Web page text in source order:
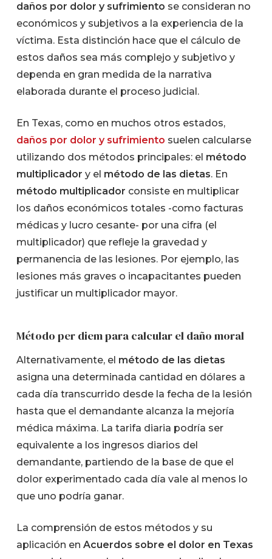
daños por dolor y sufrimiento se consideran no
económicos y subjetivos a la experiencia de la
víctima. Esta distinción hace que el cálculo de
estos daños sea más complejo y subjetivo y
dependa en gran medida de la narrativa
elaborada durante el proceso judicial.
En Texas, como en muchos otros estados,
daños por dolor y sufrimiento suelen calcularse
utilizando dos métodos principales: el método
multiplicador y el método de las dietas. En
método multiplicador consiste en multiplicar
los daños económicos totales -como facturas
médicas y lucro cesante- por una cifra (el
multiplicador) que refleje la gravedad y
permanencia de las lesiones. Por ejemplo, las
lesiones más graves o incapacitantes pueden
justificar un multiplicador mayor.
Método per diem para calcular el daño moral
Alternativamente, el método de las dietas
asigna una determinada cantidad en dólares a
cada día transcurrido desde la fecha de la lesión
hasta que el demandante alcanza la mejoría
médica máxima. La tarifa diaria podría ser
equivalente a los ingresos diarios del
demandante, partiendo de la base de que el
dolor experimentado cada día vale al menos lo
que uno podría ganar.
La comprensión de estos métodos y su
aplicación en Acuerdos sobre el dolor en Texas